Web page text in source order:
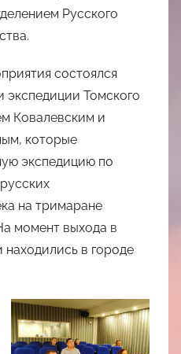
Русского
состоялся
Томского
Ковалевским и
которые
экспедицию по
на тримаране
момент выхода в
в городе